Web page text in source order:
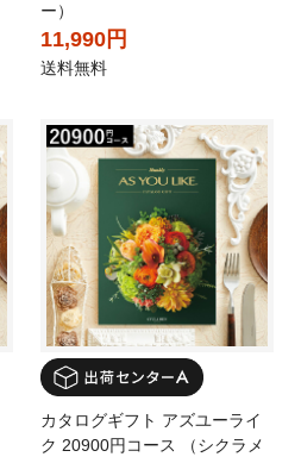
ー）
11,990円
送料無料
カタログギフト アズユーライ
ク 20900円コース （シクラメ